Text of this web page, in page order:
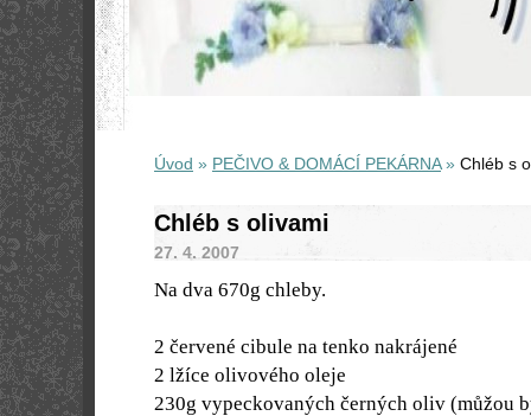
Úvod » PEČIVO & DOMÁCÍ PEKÁRNA» Chléb s
Chléb s olivami
27. 4. 2007
Na dva 670g chleby.
2 červené cibule na tenko nakrájené
2 lžíce olivového oleje
230g vypeckovaných černých oliv (můžou